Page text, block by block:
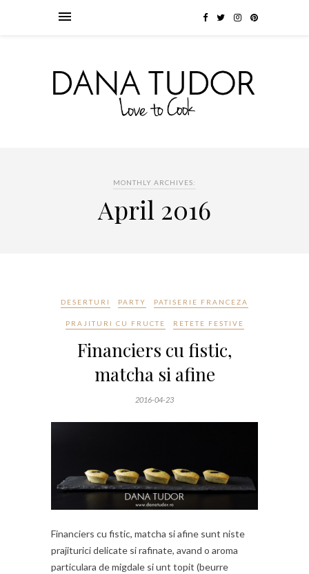
MONTHLY ARCHIVES:
April 2016
DESERTURI PARTY PATISERIE FRANCEZA
PRAJITURI CU FRUCTE RETETE FESTIVE
Financiers cu fistic,
matcha si afine
2016-04-23
Financiers cu fistic, matcha si afine sunt niste
prajiturici delicate si rafinate, avand o aroma
particulara de migdale si unt topit (beurre